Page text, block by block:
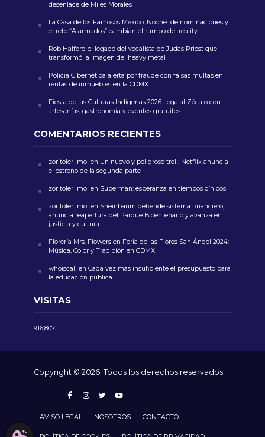
desenlace de Miles Morales
La Casa de los Famosos México: Noche de nominaciones y
el reto “Alarmados” cambian el rumbo del reality
Rob Halford el legado del vocalista de Judas Priest que
transformó la imagen del heavy metal
Policía Cibernética alerta por fraude con falsas multas en
rentas de inmuebles en la CDMX
Fiesta de las Culturas Indígenas 2026 llega al Zócalo con
artesanías, gastronomía y eventos gratuitos
COMENTARIOS RECIENTES
zoritoler imol en Un nuevo y peligroso troll: Netflix anuncia
el estreno de la segunda parte
zoritoler imol en Superman: esperanza en tiempos cínicos
zoritoler imol en Sheinbaum defiende sistema financiero,
anuncia reapertura del Parque Bicentenario y avanza en
justicia y cultura
Florería Mrs. Flowersen Feria de las Flores San Ángel 2024:
Música, Color y Tradición en CDMX
whoiscall en Cada vez más insuficiente el presupuesto para
la educación pública
VISITAS
916,807
Copyright © 2026. Todos los derechos reservados.
AVISO LEGAL NOSOTROS CONTACTO